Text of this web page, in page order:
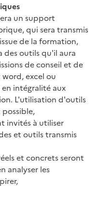
un support
qui sera transmis
de la formation,
outils qu'il aura
de conseil et de
excel ou
intégralité aux
L'utilisation d'outils
invités à utiliser
et outils transmis
et concrets seront
analyser les